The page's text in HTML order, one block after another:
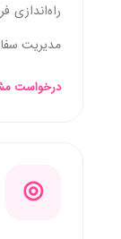
راه‌اندازی
مدیریت
درخواست
◎